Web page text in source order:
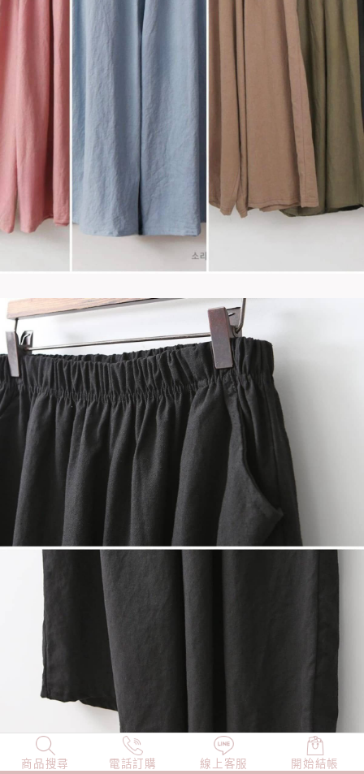
商品搜尋 電話訂購 線上客服 開始結帳
NEW 店長精選 TOP100 小編穿搭